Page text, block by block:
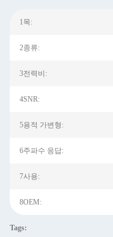
1목:
2종류:
3전력비:
4SNR:
5용적 가변형:
6주파수 응답:
7사용:
8OEM:
Tags: